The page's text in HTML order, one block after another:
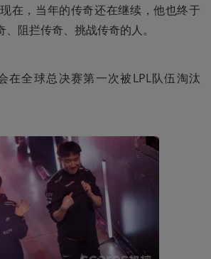
在，当年的传奇还在继续，他也终于
阻拦传奇、挑战传奇的人。
在全球总决赛第一次被LPL队伍淘汰